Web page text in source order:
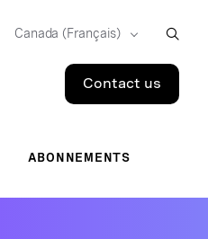
Contact us
ABONNEMENTS